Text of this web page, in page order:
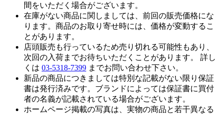
間をいただく場合がございます。
在庫がない商品に関しましては、前回の販売価格にな
ります。商品のお取り寄せ時には、価格が変動するこ
とがあります。
店頭販売も行っているため売り切れる可能性もあり、
次回の入荷までお待ちいただくことがあります。 詳し
くは 03-5318-7399 までお問い合わせ下さい。
新品の商品につきましては特別な記載がない限り保証
書は発行済みです。ブランドによっては保証書に買付
者の名義が記載されている場合がございます。
ホームページ掲載の写真は、実物の商品と若干異なる